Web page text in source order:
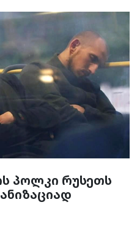
პოლკი რუსეთს